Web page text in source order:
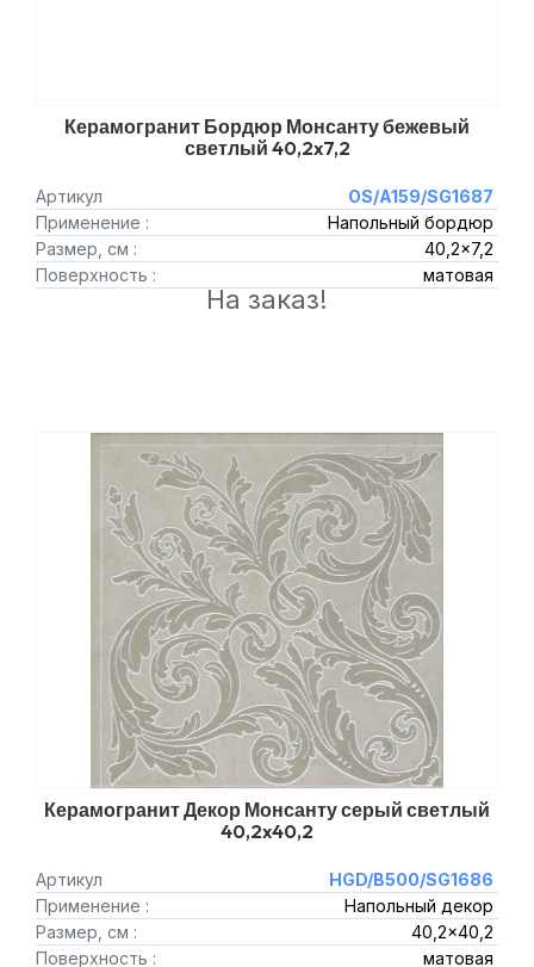
Керамогранит Бордюр Монсанту бежевый
светлый 40,2x7,2
Артикул
OS/A159/SG1687
Применение :
Напольный бордюр
Размер, см :
40,2x7,2
Поверхность :
матовая
На заказ!
Керамогранит Декор Монсанту серый светлый
40,2x40,2
Артикул
HGD/B500/SG1686
Применение :
Напольный декор
Размер, см :
40,2x40,2
Поверхность :
матовая